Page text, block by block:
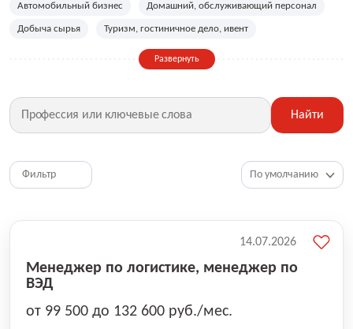
Автомобильный бизнес Домашний, обслуживающий персонал
Добыча сырья Туризм, гостиничное дело, ивент
Дизайн, искусство, ивент
Фитнес, красота, спорт Страхование
Медицина, фармацевтика Маркетинг, PR, реклама
HR, управление персоналом
Топ менеджмент, руководители
Развернуть
Найти
Фильтр
Менеджер по логистике, менеджер по
ВЭД
от 99 500 до 132 600 руб./мес.
14.07.2026